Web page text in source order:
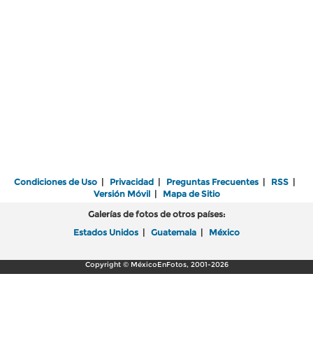
Condiciones de Uso | Privacidad | Preguntas Frecuentes | RSS |
Versión Móvil| Mapa de Sitio
Galerías de fotos de otros países:
Estados Unidos | Guatemala | México
Copyright © MéxicoEnFotos, 2001-2026